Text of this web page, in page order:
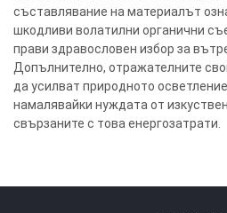
съставлявание на материалът
шкодливи волатилни органични
прави здравословен избор за
Допълнително, отражателните
да усилват природното
намалявайки нуждата от
свързаните с това енергозатрати.